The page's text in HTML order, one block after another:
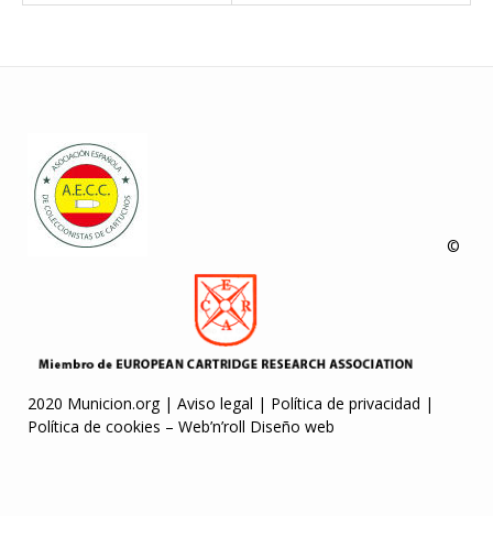
©
2020 Municion.org | Aviso legal | Política de privacidad |
Política de cookies – Web’n’roll Diseño web